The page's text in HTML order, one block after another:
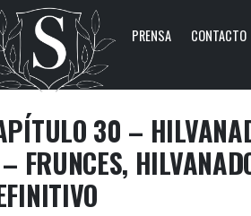
PRENSA CONTACTO
30 –
FRUNCES,